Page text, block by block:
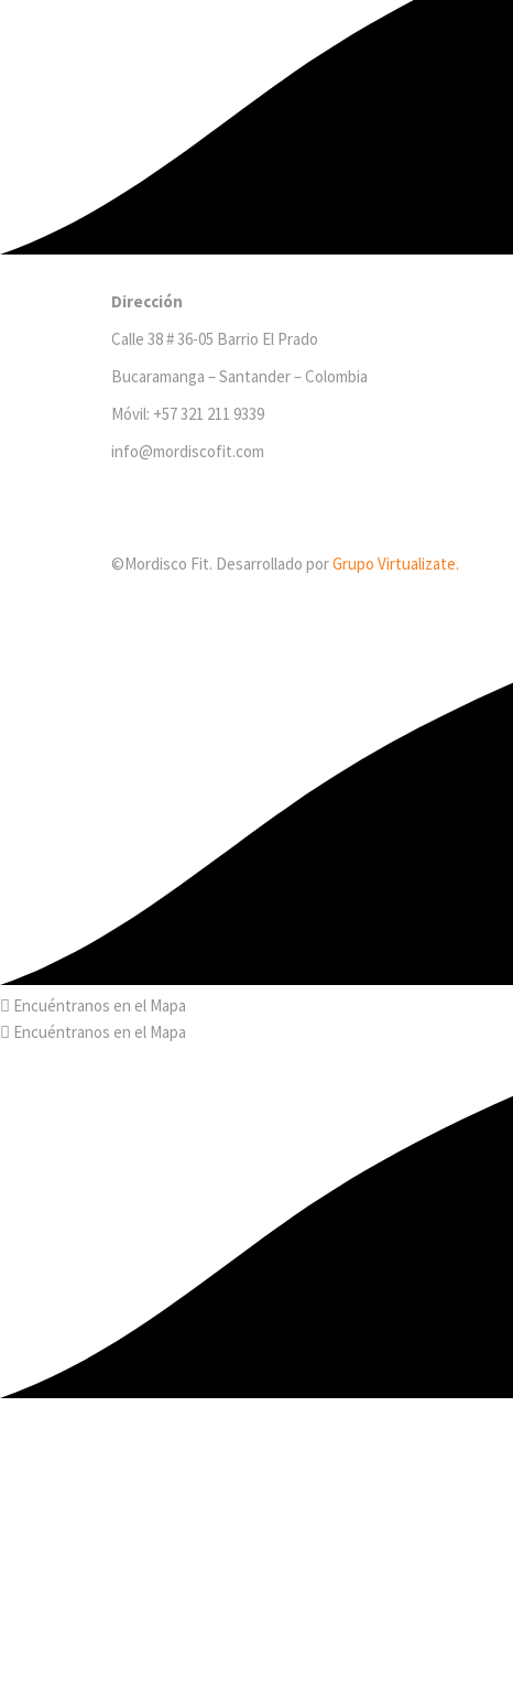
Dirección
Calle 38 # 36-05 Barrio El Prado
Bucaramanga – Santander – Colombia
Móvil: +57 321 211 9339
info@mordiscofit.com
©Mordisco Fit. Desarrollado porGrupo Virtualizate.
Encuéntranos en el Mapa
Encuéntranos en el Mapa